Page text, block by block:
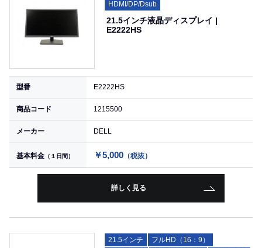
HDMI/DP/Dsub
21.5インチ液晶ディスプレイ |
E2222HS
型番 E2222HS
商品コード 1215500
メーカー DELL
基本料金 （１日間） ￥5,000 （税抜）
詳しく見る
21.5インチ
フルHD（16：9）